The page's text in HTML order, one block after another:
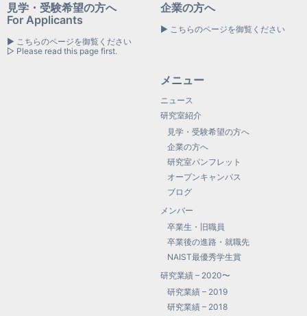
見学・受験希望の方へ
For Applicants
▶ こちらのページを御覧ください
▷ Please read this page first.
企業の方へ
▶ こちらのページを御覧ください
メニュー
ニュース
研究室紹介
見学・受験希望の方へ
企業の方へ
研究室パンフレット
オープンキャンパス
ブログ
メンバー
卒業生・旧職員
卒業後の進路・就職先
NAIST最優秀学生賞
研究業績 – 2020〜
研究業績 – 2019
研究業績 – 2018